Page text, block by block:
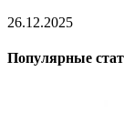
26.12.2025
Популярные